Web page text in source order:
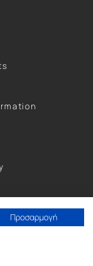
Προσαρμογή